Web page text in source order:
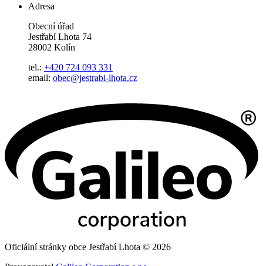
Adresa
Obecní úřad
Jestřabí Lhota 74
28002 Kolín
tel.: +420 724 093 331
email: obec@jestrabi-lhota.cz
Oficiální stránky obce Jestřabí Lhota © 2026